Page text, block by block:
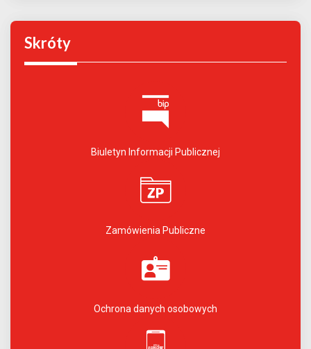
Skróty
Biuletyn Informacji Publicznej
Zamówienia Publiczne
Ochrona danych osobowych